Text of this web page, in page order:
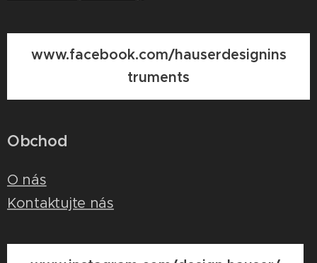
www.facebook.com/hauserdesignins
truments
Obchod
O nás
Kontaktujte nás